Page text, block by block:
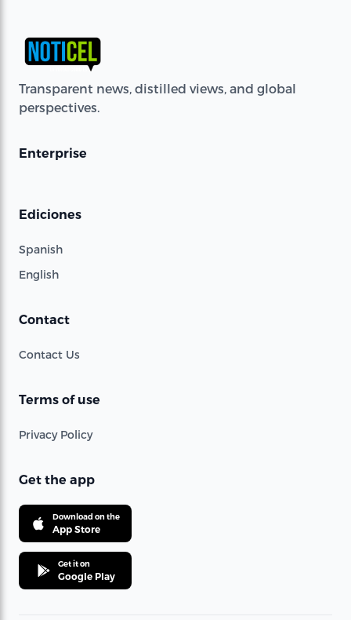
Transparent news, distilled views, and global
perspectives.
Enterprise
Ediciones
Spanish
English
Contact
Contact Us
Terms of use
Privacy Policy
Get the app
Download on the
App Store
Get it on
Google Play